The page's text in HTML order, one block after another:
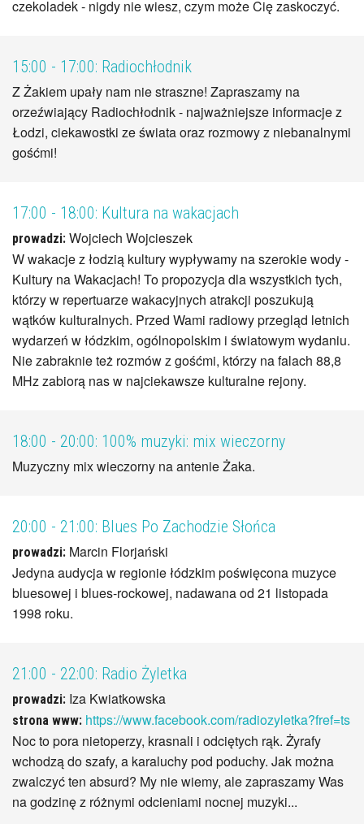
czekoladek - nigdy nie wiesz, czym może Cię zaskoczyć.
15:00 - 17:00: Radiochłodnik
Z Żakiem upały nam nie straszne! Zapraszamy na
orzeźwiający Radiochłodnik - najważniejsze informacje z
Łodzi, ciekawostki ze świata oraz rozmowy z niebanalnymi
gośćmi!
17:00 - 18:00: Kultura na wakacjach
prowadzi: Wojciech Wojcieszek
W wakacje z łodzią kultury wypływamy na szerokie wody -
Kultury na Wakacjach! To propozycja dla wszystkich tych,
którzy w repertuarze wakacyjnych atrakcji poszukują
wątków kulturalnych. Przed Wami radiowy przegląd letnich
wydarzeń w łódzkim, ogólnopolskim i światowym wydaniu.
Nie zabraknie też rozmów z gośćmi, którzy na falach 88,8
MHz zabiorą nas w najciekawsze kulturalne rejony.
18:00 - 20:00: 100% muzyki: mix wieczorny
Muzyczny mix wieczorny na antenie Żaka.
20:00 - 21:00: Blues Po Zachodzie Słońca
prowadzi: Marcin Florjański
Jedyna audycja w regionie łódzkim poświęcona muzyce
bluesowej i blues-rockowej, nadawana od 21 listopada
1998 roku.
21:00 - 22:00: Radio Żyletka
prowadzi: Iza Kwiatkowska
strona www: https://www.facebook.com/radiozyletka?fref=ts
Noc to pora nietoperzy, krasnali i odciętych rąk. Żyrafy
wchodzą do szafy, a karaluchy pod poduchy. Jak można
zwalczyć ten absurd? My nie wiemy, ale zapraszamy Was
na godzinę z różnymi odcieniami nocnej muzyki...